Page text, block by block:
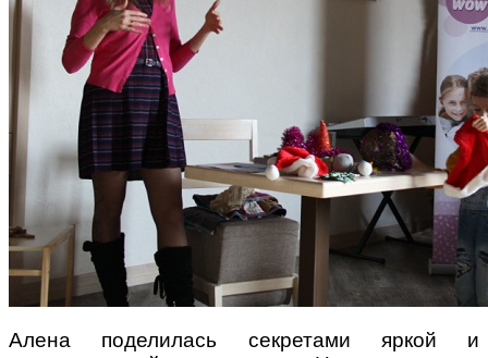
Алена поделилась секретами яркой и